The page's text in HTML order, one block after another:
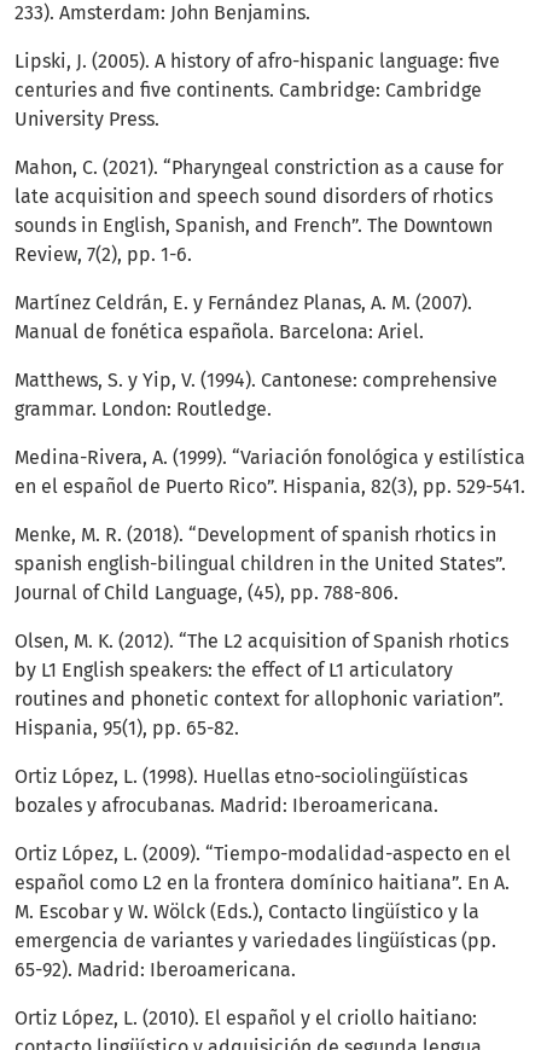
233). Amsterdam: John Benjamins.
Lipski, J. (2005). A history of afro-hispanic language: five
centuries and five continents. Cambridge: Cambridge
University Press.
Mahon, C. (2021). “Pharyngeal constriction as a cause for
late acquisition and speech sound disorders of rhotics
sounds in English, Spanish, and French”. The Downtown
Review, 7(2), pp. 1-6.
Martínez Celdrán, E. y Fernández Planas, A. M. (2007).
Manual de fonética española. Barcelona: Ariel.
Matthews, S. y Yip, V. (1994). Cantonese: comprehensive
grammar. London: Routledge.
Medina-Rivera, A. (1999). “Variación fonológica y estilística
en el español de Puerto Rico”. Hispania, 82(3), pp. 529-541.
Menke, M. R. (2018). “Development of spanish rhotics in
spanish english-bilingual children in the United States”.
Journal of Child Language, (45), pp. 788-806.
Olsen, M. K. (2012). “The L2 acquisition of Spanish rhotics
by L1 English speakers: the effect of L1 articulatory
routines and phonetic context for allophonic variation”.
Hispania, 95(1), pp. 65-82.
Ortiz López, L. (1998). Huellas etno-sociolingüísticas
bozales y afrocubanas. Madrid: Iberoamericana.
Ortiz López, L. (2009). “Tiempo-modalidad-aspecto en el
español como L2 en la frontera domínico haitiana”. En A.
M. Escobar y W. Wölck (Eds.), Contacto lingüístico y la
emergencia de variantes y variedades lingüísticas (pp.
65-92). Madrid: Iberoamericana.
Ortiz López, L. (2010). El español y el criollo haitiano: